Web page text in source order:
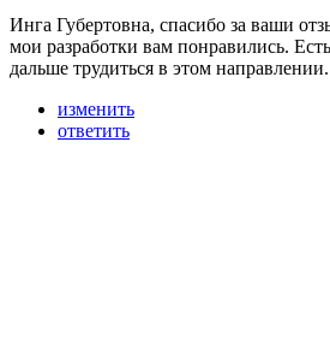
Инга Губертовна, спасибо за ваши
мои разработки вам понравились.
дальше трудиться в этом направлении.
изменить
ответить